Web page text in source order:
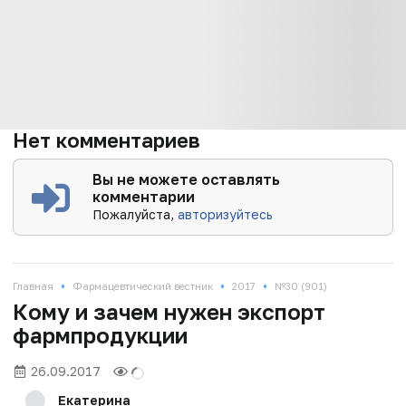
Нет комментариев
Вы не можете оставлять
комментарии
Пожалуйста,авторизуйтесь
Главная • Фармацевтический вестник • 2017 • №30 (901)
Кому и зачем нужен экспорт
фармпродукции
26.09.2017
Екатерина